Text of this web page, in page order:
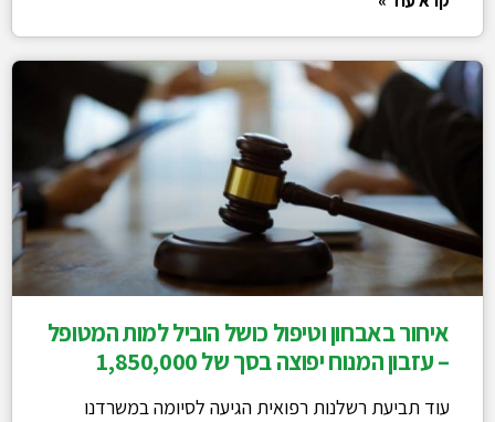
איחור באבחון וטיפול כושל הוביל למות המטופל
– עזבון המנוח יפוצה בסך של 1,850,000
עוד תביעת רשלנות רפואית הגיעה לסיומה במשרדנו